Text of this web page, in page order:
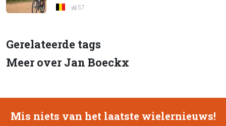
57
Gerelateerde tags
Meer over Jan Boeckx
Mis niets van het laatste wielernieuws!